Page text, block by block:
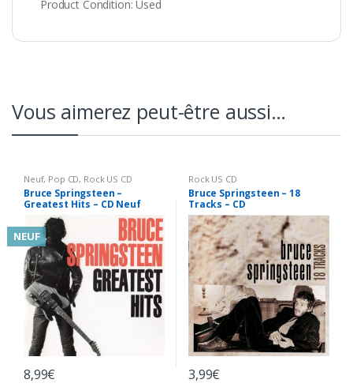
Product Condition:Used
Vous aimerez peut-être aussi…
Neuf, Pop CD, Rock US CD
Bruce Springsteen –
Greatest Hits – CD Neuf
sous Blister
NEUF
8,99€
Rock US CD
Bruce Springsteen – 18
Tracks – CD
3,99€